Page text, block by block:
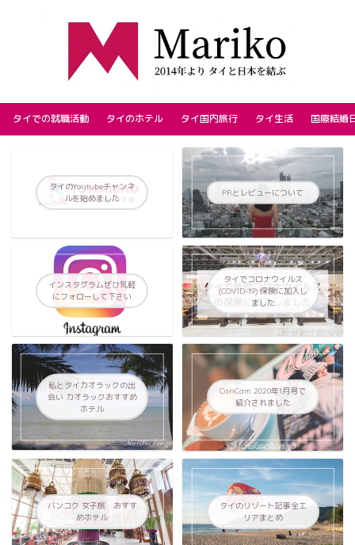
タイでの就職活動 タイのホテル タイ国内旅行 タイ生活 国際結婚
タイのYoutubeチャンネ
ルを始めました
PRとレビューについて
インスタグラムぜひ気軽
にフォローして下さい
タイでコロナウイルス
(COVID-19) 保険に加入し
ました
私とタイカオラックの出
会い カオラックおすすめ
ホテル
CanCam 2020年1月号で
紹介されました
バンコク 女子旅 おすす
めホテル
タイのリゾート記事全エ
リアまとめ